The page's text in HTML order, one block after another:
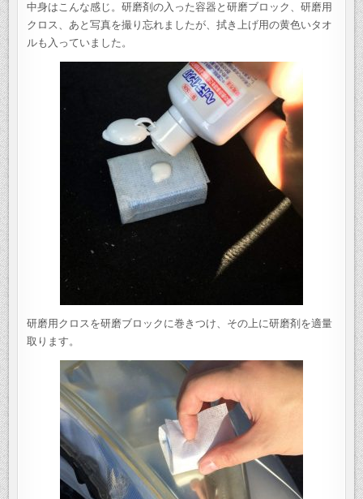
中身はこんな感じ。研磨剤の入った容器と研磨ブロック、研磨用
クロス、あと写真を撮り忘れましたが、拭き上げ用の黄色いタオ
ルも入っていました。
研磨用クロスを研磨ブロックに巻きつけ、その上に研磨剤を適量
取ります。